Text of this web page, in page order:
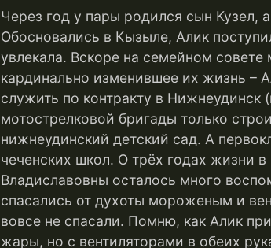
Через год у пары родился сын Кузел,
Обосновались в Кызыле, Алик
увлекала. Вскоре на семейном
кардинально изменившее их жизнь –
служить по контракту в Нижнеудинск
мотострелковой бригады только
нижнеудинский детский сад. А
чеченских школ. О трёх годах жизни
Владиславовны осталось много
спасались от духоты мороженым и
вовсе не спасали. Помню, как Алик
жары, но с вентиляторами в обеих